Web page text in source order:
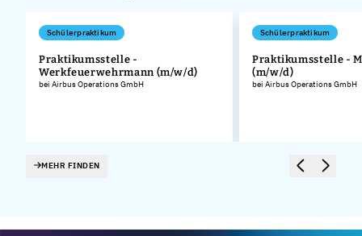
Schülerpraktikum
Praktikumsstelle -
Werkfeuerwehrmann (m/w/d)
bei Airbus Operations GmbH
Schülerpraktikum
Praktikumsstelle -
(m/w/d)
bei Airbus Operations GmbH
MEHR FINDEN